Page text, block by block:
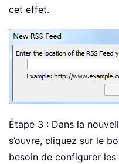
cet effet.
Étape 3 : Dans la
s’ouvre, cliquez sur le
besoin de configurer